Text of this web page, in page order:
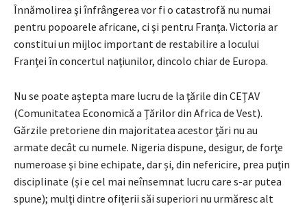
Înnămolirea şi înfrângerea vor fi o catastrofă nu numai
pentru popoarele africane, ci şi pentru Franţa. Victoria ar
constitui un mijloc important de restabilire a locului
Franţei în concertul naţiunilor, dincolo chiar de Europa.
Nu se poate aştepta mare lucru de la ţările din CEŢAV
(Comunitatea Economică a Ţărilor din Africa de Vest).
Gărzile pretoriene din majoritatea acestor ţări nu au
armate decât cu numele. Nigeria dispune, desigur, de forţe
numeroase şi bine echipate, dar și, din nefericire, prea puţin
disciplinate (și e cel mai neînsemnat lucru care s-ar putea
spune); mulţi dintre ofiţerii săi superiori nu urmăresc alt